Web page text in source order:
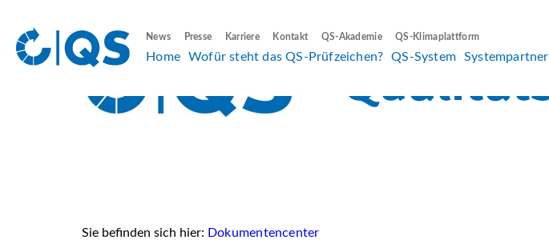
News Presse Karriere Kontakt QS-Akademie QS-Klimaplattform
Home Wofür steht das QS-Prüfzeichen? QS-System Systempartner
Sie befinden sich hier: Dokumentencenter